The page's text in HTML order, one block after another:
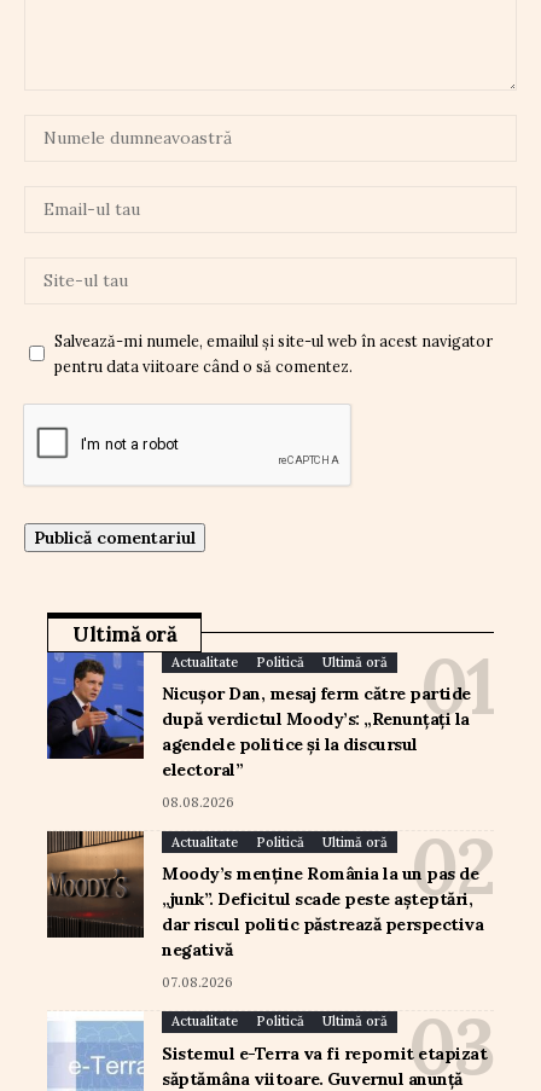
Salvează-mi numele, emailul și site-ul web în acest navigator
pentru data viitoare când o să comentez.
Ultimă oră
Actualitate Politică Ultimă oră
Nicușor Dan, mesaj ferm către partide
după verdictul Moody’s: „Renunțați la
agendele politice și la discursul
electoral”
08.08.2026
Actualitate Politică Ultimă oră
Moody’s menține România la un pas de
„junk”. Deficitul scade peste așteptări,
dar riscul politic păstrează perspectiva
negativă
07.08.2026
Actualitate Politică Ultimă oră
Sistemul e-Terra va fi repornit etapizat
săptămâna viitoare. Guvernul anunță